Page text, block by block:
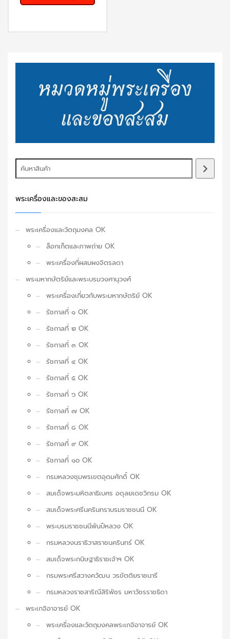
พระเครื่องและของสะสม
พระเครื่องและวัตถุมงคล OK
ล็อกเก็ตและภาพถ่าย OK
พระเครื่องที่ผสมผงจิตรลดา
พระมหากษัตริย์และพระบรมวงศานุวงศ์
พระเครื่องเกี่ยวกับพระมหากษัตริย์ OK
รัชกาลที่ ๑ OK
รัชกาลที่ ๒ OK
รัชกาลที่ ๓ OK
รัชกาลที่ ๔ OK
รัชกาลที่ ๕ OK
รัชกาลที่ ๖ OK
รัชกาลที่ ๗ OK
รัชกาลที่ ๘ OK
รัชกาลที่ ๙ OK
รัชกาลที่ ๑๐ OK
กรมหลวงชุมพรเขตอุดมศักดิ์ OK
สมเด็จพระมหิตลาธิเบศร อดุลยเดชวิกรม OK
สมเด็จพระศรีนครินทราบรมราชชนนี OK
พระบรมราชชนนีพันปีหลวง OK
กรมหลวงนราธิวาสราชนครินทร์ OK
สมเด็จพระกนิษฐาธิราชเจ้าฯ OK
กรมพระศรีสวางควัฒน วรขัตติยราชนารี
กรมหลวงราชสาริณีสิริพัชร มหาวัชรราชธิดา
พระเกจิอาจารย์ OK
พระเครื่องและวัตถุมงคลพระเกจิอาจารย์ OK